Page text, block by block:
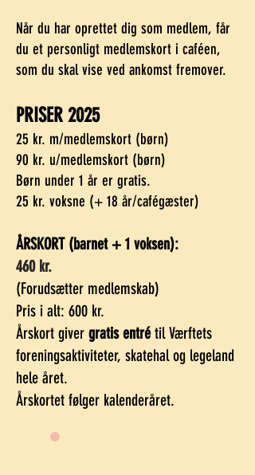
Når du har oprettet dig som medlem, får
du et personligt medlemskort i caféen,
som du skal vise ved ankomst fremover.
PRISER 2025
25 kr. m/medlemskort (børn)
90 kr. u/medlemskort (børn)
Børn under 1 år er gratis.
25 kr. voksne (+ 18 år/cafégæster)
ÅRSKORT (barnet + 1 voksen):
460 kr.
(Forudsætter medlemskab)
Pris i alt: 600 kr.
Årskort giver gratis entrétil Værftets
foreningsaktiviteter, skatehal og legeland
hele året.
Årskortet følger kalenderåret.